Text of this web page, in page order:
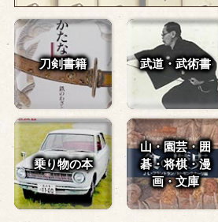
刀剣書籍 武道・武術書
乗り物の本
山・園芸・囲
碁・将棋・漫
画・文庫